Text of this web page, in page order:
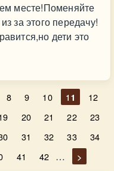
месте!Поменяйте
за этого передачу!
дети это
8 9 10 11
12
20 21 22
23
31 32 33
34
41 42 … >